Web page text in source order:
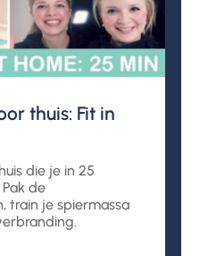
thuis: Fit in
die je in 25
de
train je spiermassa